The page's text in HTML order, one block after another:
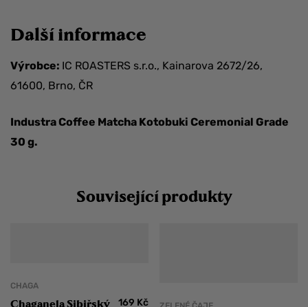
Další informace
Výrobce: IC ROASTERS s.r.o., Kainarova 2672/26,
61600, Brno, ČR
Industra Coffee Matcha Kotobuki Ceremonial Grade
30 g.
Související produkty
CHAGA
Chaganela Sibiřský
169 Kč